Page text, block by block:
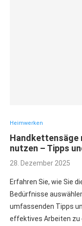
Heimwerken
Handkettensäge
nutzen – Tipps
28. Dezember 2025
Erfahren Sie, wie Sie
Bedürfnisse
umfassenden Tipps
effektives Arbeiten zu